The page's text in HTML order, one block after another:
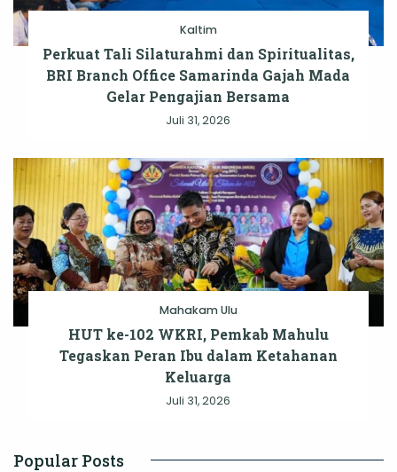
Kaltim
Perkuat Tali Silaturahmi dan Spiritualitas,
BRI Branch Office Samarinda Gajah Mada
Gelar Pengajian Bersama
Juli 31, 2026
Mahakam Ulu
HUT ke-102 WKRI, Pemkab Mahulu
Tegaskan Peran Ibu dalam Ketahanan
Keluarga
Juli 31, 2026
Popular Posts